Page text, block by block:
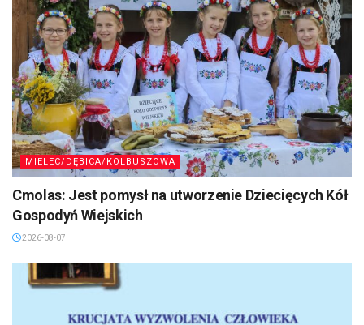
MIELEC/DĘBICA/KOLBUSZOWA
Cmolas: Jest pomysł na utworzenie Dziecięcych Kół
Gospodyń Wiejskich
2026-08-07